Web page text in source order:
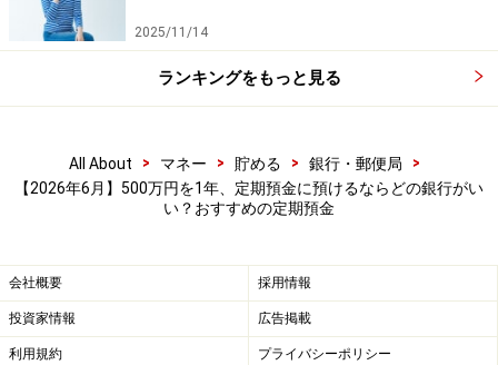
象。対象期間は2026年6月1日～8月31日。
300
預入金額：300万円以上1000万円以下（1円単位）
※特別金利プラン適用。終了時期は未定。
2025/11/14
ランキングをもっと見る
All About > マネー > 貯める > 銀行・郵便局
>
【2026年6月】500万円を1年、定期預金に預けるならどの銀行がい
い？おすすめの定期預金
会社概要 採用情報
投資家情報 広告掲載
利用規約 プライバシーポリシー